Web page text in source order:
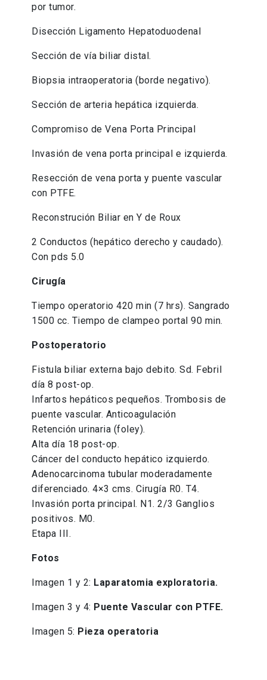
por tumor.
Disección Ligamento Hepatoduodenal
Sección de vía biliar distal.
Biopsia intraoperatoria (borde negativo).
Sección de arteria hepática izquierda.
Compromiso de Vena Porta Principal
Invasión de vena porta principal e izquierda.
Resección de vena porta y puente vascular
con PTFE.
Reconstrución Biliar en Y de Roux
2 Conductos (hepático derecho y caudado).
Con pds 5.0
Cirugía
Tiempo operatorio 420 min (7 hrs). Sangrado
1500 cc. Tiempo de clampeo portal 90 min.
Postoperatorio
Fistula biliar externa bajo debito. Sd. Febril
día 8 post-op.
Infartos hepáticos pequeños. Trombosis de
puente vascular. Anticoagulación
Retención urinaria (foley).
Alta día 18 post-op.
Cáncer del conducto hepático izquierdo.
Adenocarcinoma tubular moderadamente
diferenciado. 4×3 cms. Cirugía R0. T4.
Invasión porta principal. N1. 2/3 Ganglios
positivos. M0.
Etapa III.
Fotos
Imagen 1 y 2: Laparatomia exploratoria.
Imagen 3 y 4: Puente Vascular con PTFE.
Imagen 5: Pieza operatoria